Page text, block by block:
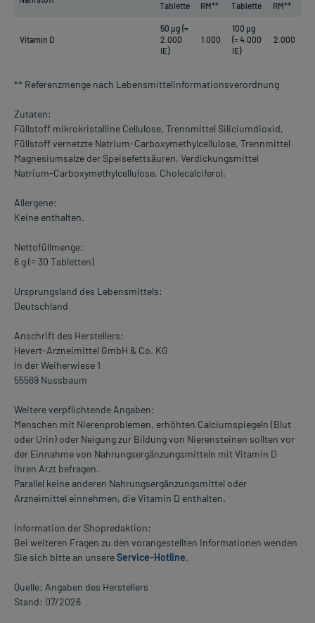
Tablette RM** Tablette RM**
Vitamin D
50 µg (=
2.000
IE)
1.000
100 µg
(= 4.000
IE)
2.000
** Referenzmenge nach Lebensmittelinformationsverordnung
Zutaten:
Füllstoff mikrokristalline Cellulose, Trennmittel Siliciumdioxid,
Füllstoff vernetzte Natrium-Carboxymethylcellulose, Trennmittel
Magnesiumsalze der Speisefettsäuren, Verdickungsmittel
Natrium-Carboxymethylcellulose, Cholecalciferol.
Allergene:
Keine enthalten.
Nettofüllmenge:
6 g (= 30 Tabletten)
Ursprungsland des Lebensmittels:
Deutschland
Anschrift des Herstellers:
Hevert-Arzneimittel GmbH & Co. KG
In der Weiherwiese 1
55569 Nussbaum
Weitere verpflichtende Angaben:
Menschen mit Nierenproblemen, erhöhten Calciumspiegeln (Blut
oder Urin) oder Neigung zur Bildung von Nierensteinen sollten vor
der Einnahme von Nahrungsergänzungsmitteln mit Vitamin D
ihren Arzt befragen.
Parallel keine anderen Nahrungsergänzungsmittel oder
Arzneimittel einnehmen, die Vitamin D enthalten.
Information der Shopredaktion:
Bei weiteren Fragen zu den vorangestellten Informationen wenden
Sie sich bitte an unsereService-Hotline.
Quelle: Angaben des Herstellers
Stand: 07/2026